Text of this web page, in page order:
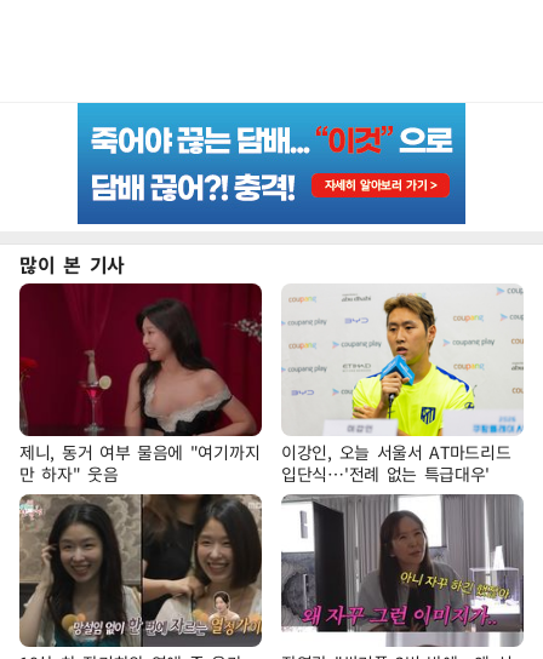
많이 본 기사
제니, 동거 여부 물음에 "여기까지
만 하자" 웃음
이강인, 오늘 서울서 AT마드리드
입단식…'전례 없는 특급대우'